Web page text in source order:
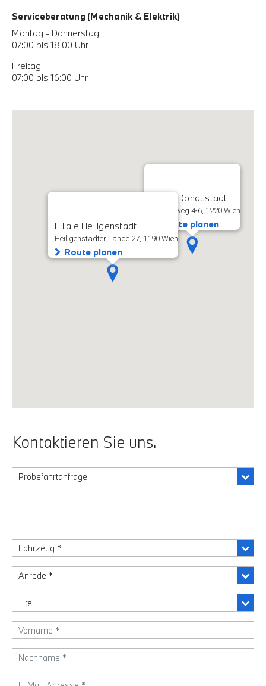
Serviceberatung (Mechanik & Elektrik)
Montag - Donnerstag:
07:00 bis 18:00 Uhr
Freitag:
07:00 bis 16:00 Uhr
Filiale Donaustadt
Rautenweg 4-6, 1220 Wien
Route planen
Filiale Heiligenstadt
Heiligenstädter Lände 27, 1190 Wien
Route planen
Kontaktieren Sie uns.